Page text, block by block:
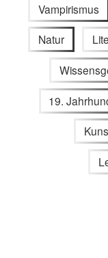
Vampirismus
Natur
19.